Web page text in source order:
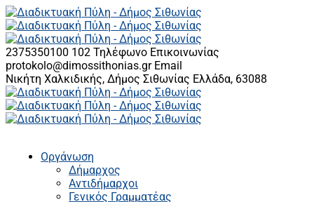
2375350100 102 Τηλέφωνο Επικοινωνίας
protokolo@dimossithonias.gr Email
Νικήτη Χαλκιδικής, Δήμος Σιθωνίας Ελλάδα, 63088
Οργάνωση
Δήμαρχος
Αντιδήμαρχοι
Γενικός Γραμματέας